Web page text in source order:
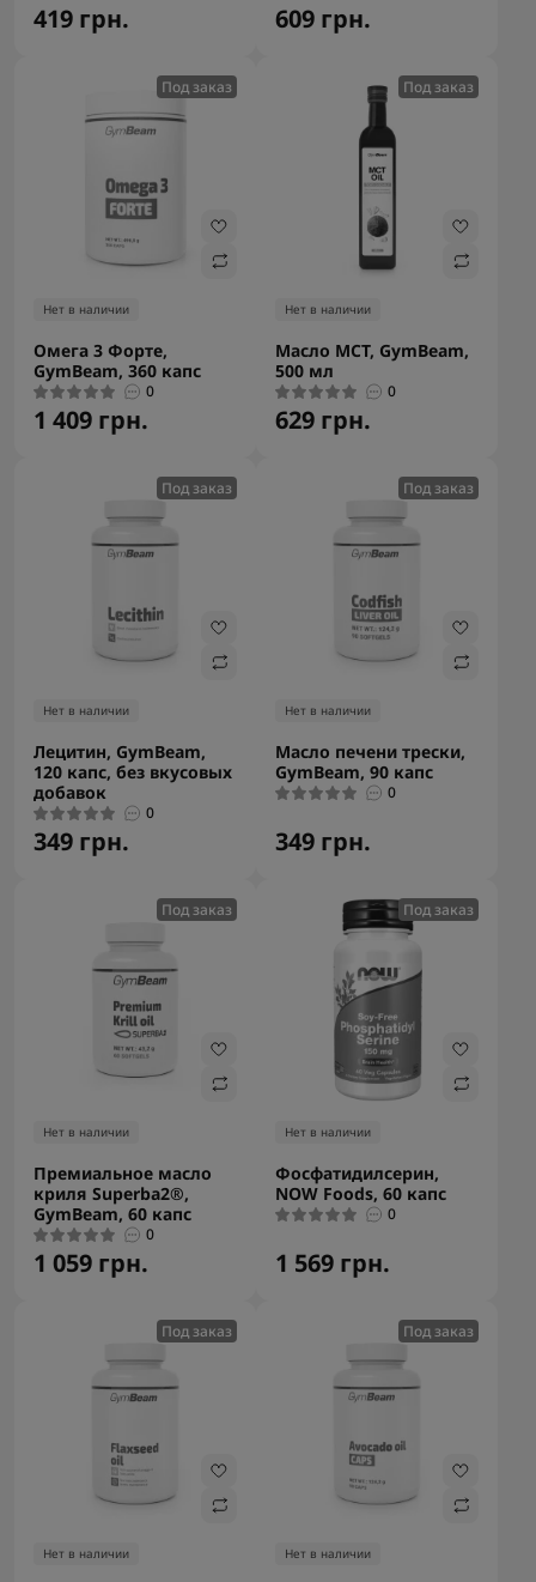
419 грн. 609 грн.
Под заказ
Нет в наличии
Омега 3 Форте,
GymBeam, 360 капс
0
1 409 грн.
Под заказ
Нет в наличии
Масло MCT, GymBeam,
500 мл
0
629 грн.
Под заказ
Нет в наличии
Лецитин, GymBeam,
120 капс, без вкусовых
добавок
0
349 грн.
Под заказ
Нет в наличии
Масло печени трески,
GymBeam, 90 капс
0
349 грн.
Под заказ
Нет в наличии
Премиальное масло
криля Superba2®,
GymBeam, 60 капс
0
1 059 грн.
Под заказ
Нет в наличии
Фосфатидилсерин,
NOW Foods, 60 капс
0
1 569 грн.
Под заказ
Нет в наличии
Под заказ
Нет в наличии